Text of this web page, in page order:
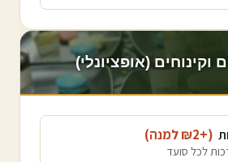
(אופציונלי)
(+₪
2 למנה)
לכל סועד